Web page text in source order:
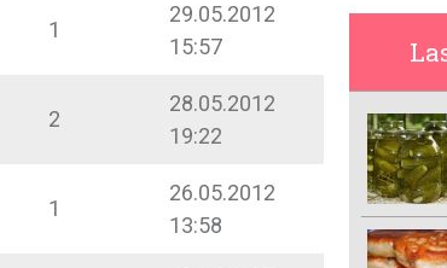
1
29.05.2012
15:57
2
28.05.2012
19:22
1
26.05.2012
13:58